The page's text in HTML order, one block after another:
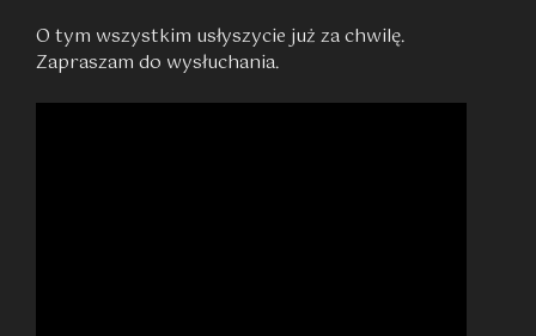
O tym wszystkim usłyszycie już za chwilę.
Zapraszam do wysłuchania.